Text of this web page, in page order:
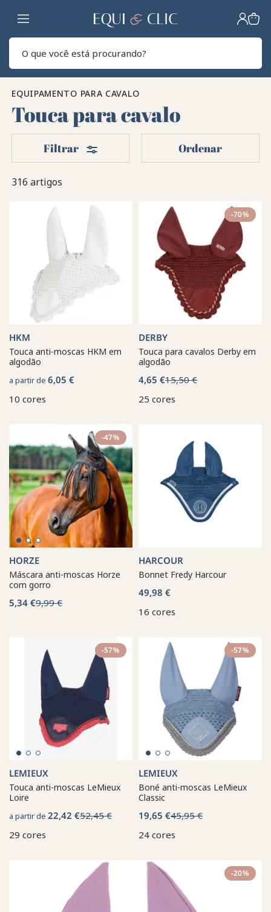
Lar
EQUIPAMENTO PARA CAVALO
Touca para cavalo
316 artigos
Filtrar Filters Ordenar
HKM
Touca anti-moscas HKM em
algodão
a partir de 6,05 €
10 cores
-70%
DERBY
Touca para cavalos Derby em
algodão
4,65 €15,50 €
25 cores
-47%
HORZE
Máscara anti-moscas Horze
com gorro
5,34 €9,99 €
HARCOUR
Bonnet Fredy Harcour
49,98 €
16 cores
-57%
LEMIEUX
Touca anti-moscas LeMieux
Loire
a partir de 22,42 €52,45 €
29 cores
-57%
LEMIEUX
Boné anti-moscas LeMieux
Classic
19,65 €45,95 €
24 cores
-20%